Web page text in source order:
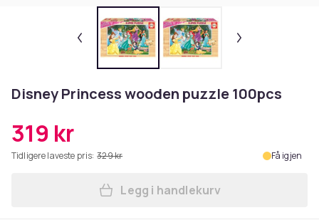
Disney Princess wooden puzzle 100pcs
319 kr
Tidligere laveste pris: 329 kr Få igjen
Legg Disney Princess
Legg i handlekurv